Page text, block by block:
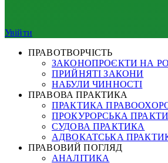
Увійти
ПРАВОТВОРЧІСТЬ
ЗАКОНОПРОЄКТИ НА
ПРИЙНЯТІ ЗАКОНИ
НАБУЛИ ЧИННОСТІ
ПРАВОВА ПРАКТИКА
ПРАКТИКА
ПРОКУРОРСЬКА
СУДОВА ПРАКТИКА
АДВОКАТСЬКА
ПРАВОВИЙ ПОГЛЯД
АНАЛІТИКА